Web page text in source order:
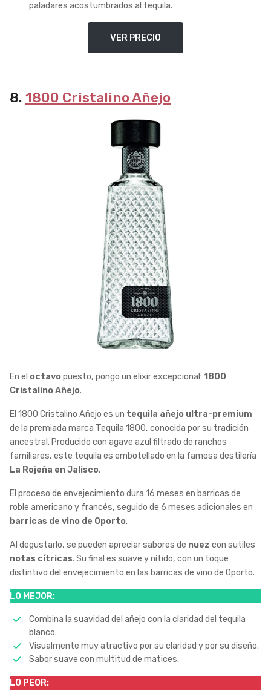
paladares acostumbrados al tequila.
VER PRECIO
8. 1800 Cristalino Añejo
En el octavopuesto, pongo un elixir excepcional: 1800
Cristalino Añejo.
El 1800 Cristalino Añejo es un tequila añejo ultra-premium
de la premiada marca Tequila 1800, conocida por su tradición
ancestral. Producido con agave azul filtrado de ranchos
familiares, este tequila es embotellado en la famosa destilería
La Rojeña en Jalisco.
El proceso de envejecimiento dura 16 meses en barricas de
roble americano y francés, seguido de 6 meses adicionales en
barricas de vino de Oporto.
Al degustarlo, se pueden apreciar sabores de nuez con sutiles
notas cítricas. Su final es suave y nítido, con un toque
distintivo del envejecimiento en las barricas de vino de Oporto.
LO MEJOR:
Combina la suavidad del añejo con la claridad del tequila
blanco.
Visualmente muy atractivo por su claridad y por su diseño.
Sabor suave con multitud de matices.
LO PEOR: